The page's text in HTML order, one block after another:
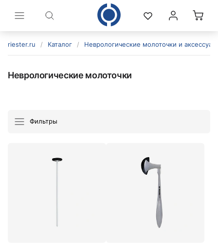
riester.ru / Каталог / Неврологические молоточки и
Неврологические молоточки
Фильтры